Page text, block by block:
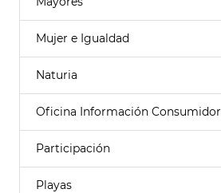
Mujer e Igualdad
Naturia
Oficina Información Consumidor
Participación
Playas